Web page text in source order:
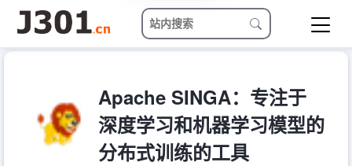
Apache SINGA：专注于
深度学习和机器学习模型的
分布式训练的工具